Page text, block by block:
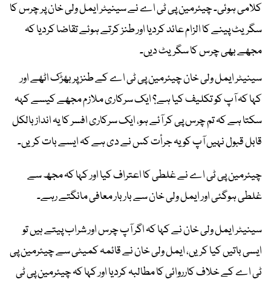
کلامی ہوئی۔ چیئرمین پی ٹی اے نے سینیٹر ایمل ولی خان پر چرس کا
سگریٹ پینے کا الزام عائد کردیا اور طنز کرتے ہوئے تقاضا کردیا کہ
مجھے بھی چرس کا سگریٹ دیں۔
سینیٹر ایمل ولی خان چیئرمین پی ٹی اے کے طنز پر بھڑک اٹھے اور
کہا کہ آپ کو تکلیف کیا ہے؟ ایک سرکاری ملازم مجھے کیسے کہہ
سکتا ہے کہ تم چرس پی کر آئے ہو، ایک سرکاری افسر کا یہ انداز بالکل
قابل قبول نہیں آپ کو یہ جرأت کس نے دی ہے کہ ایسے بات کریں۔
چیئرمین پی ٹی اے نے غلطی کا اعتراف کیا اور کہا کہ مجھ سے
غلطی ہوگئی اور ایمل ولی خان سے بار بار معافی مانگتے رہے۔
سینیٹر ایمل ولی خان نے کہا کہ اگر آپ چرس اور شراب پیتے ہیں تو
ایسی باتیں کیا کریں، ایمل ولی خان نے قائمہ کمیٹی سے چیئرمین پی
ٹی اے کے خلاف کارروائی کا مطالبہ کردیا اور کہا کہ چیئرمین پی ٹی